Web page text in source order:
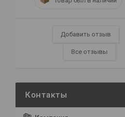
Добавить отзыв
Все отзывы